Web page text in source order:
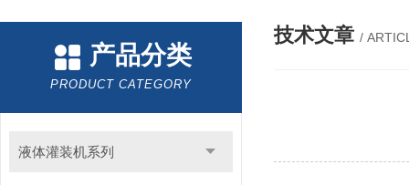
产品分类
PRODUCT CATEGORY
液体灌装机系列
技术文章 /